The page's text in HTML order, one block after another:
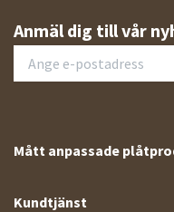
Anmäl dig till vår
Mått anpassade
Kundtjänst